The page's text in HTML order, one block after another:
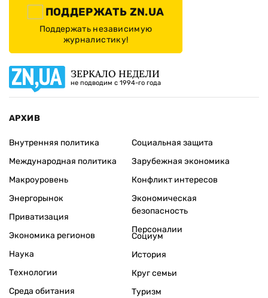
ПОДДЕРЖАТЬ ZN.UA
Поддержать независимую
журналистику!
ЗЕРКАЛО НЕДЕЛИ
не подводим с 1994-го года
АРХИВ
Внутренняя политика
Международная политика
Макроуровень
Энергорынок
Приватизация
Экономика регионов
Социальная защита
Зарубежная экономика
Конфликт интересов
Экономическая
безопасность
Персоналии
Наука
Технологии
Среда обитания
Социум
История
Круг семьи
Туризм